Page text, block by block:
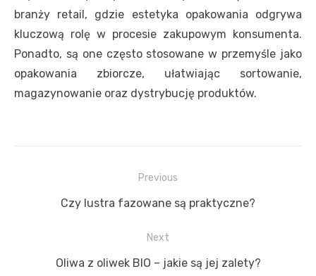
branży retail, gdzie estetyka opakowania odgrywa
kluczową rolę w procesie zakupowym konsumenta.
Ponadto, są one często stosowane w przemyśle jako
opakowania zbiorcze, ułatwiając sortowanie,
magazynowanie oraz dystrybucję produktów.
wpisu
Previous
Previous
Czy lustra fazowane są praktyczne?
Next
Next
Oliwa z oliwek BIO – jakie są jej zalety?